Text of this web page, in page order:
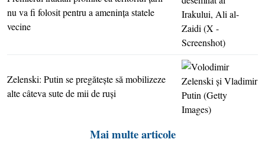
nu va fi folosit pentru a ameninţa statele
vecine
Zelenski: Putin se pregăteşte să mobilizeze
alte câteva sute de mii de ruşi
Mai multe articole